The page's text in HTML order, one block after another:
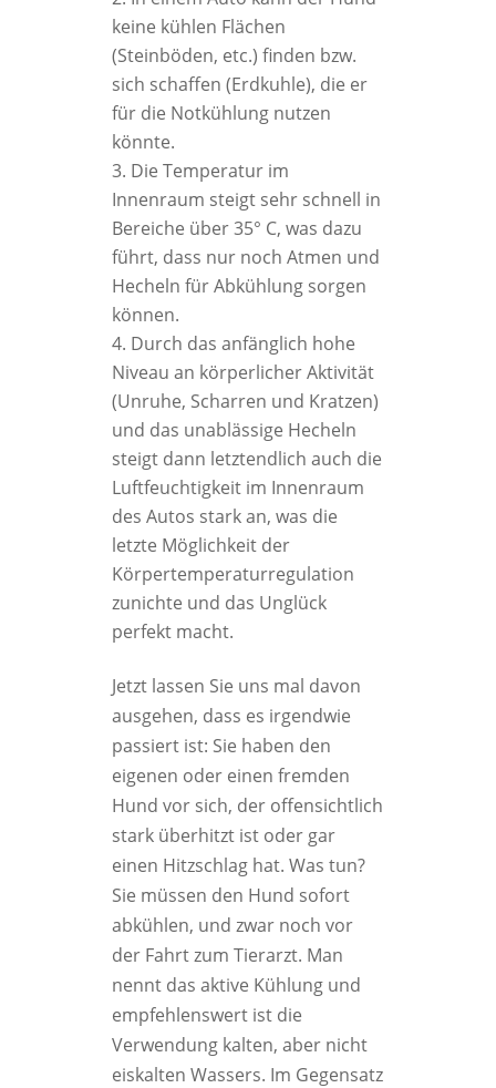
keine kühlen Flächen
(Steinböden, etc.) finden bzw.
sich schaffen (Erdkuhle), die er
für die Notkühlung nutzen
könnte.
Die Temperatur im
Innenraum steigt sehr schnell in
Bereiche über 35° C, was dazu
führt, dass nur noch Atmen und
Hecheln für Abkühlung sorgen
können.
Durch das anfänglich hohe
Niveau an körperlicher Aktivität
(Unruhe, Scharren und Kratzen)
und das unablässige Hecheln
steigt dann letztendlich auch die
Luftfeuchtigkeit im Innenraum
des Autos stark an, was die
letzte Möglichkeit der
Körpertemperaturregulation
zunichte und das Unglück
perfekt macht.
Jetzt lassen Sie uns mal davon
ausgehen, dass es irgendwie
passiert ist: Sie haben den
eigenen oder einen fremden
Hund vor sich, der offensichtlich
stark überhitzt ist oder gar
einen Hitzschlag hat. Was tun?
Sie müssen den Hund sofort
abkühlen, und zwar noch vor
der Fahrt zum Tierarzt. Man
nennt das aktive Kühlung und
empfehlenswert ist die
Verwendung kalten, aber nicht
eiskalten Wassers. Im Gegensatz